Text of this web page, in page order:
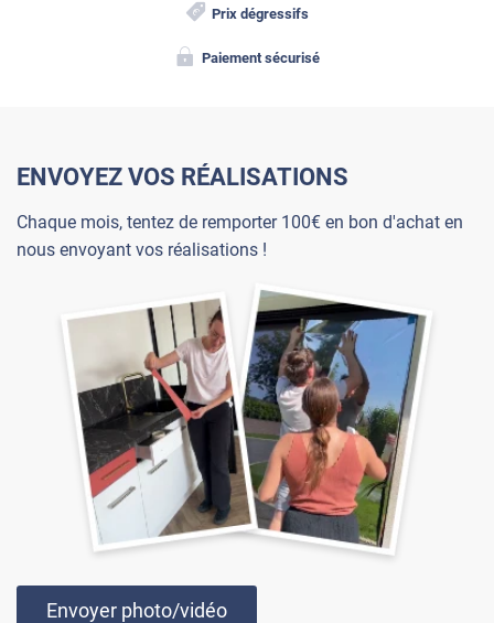
Prix dégressifs
Paiement sécurisé
ENVOYEZ VOS RÉALISATIONS
Chaque mois, tentez de remporter 100€ en bon d'achat en
nous envoyant vos réalisations !
Envoyer photo/vidéo